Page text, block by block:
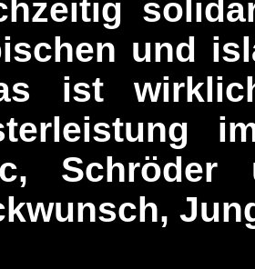
und
ist
Schröder